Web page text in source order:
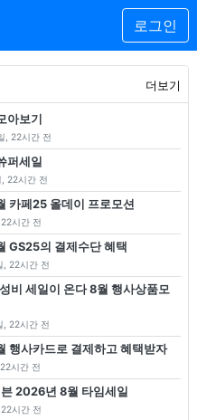
로그인
더보기
아보기
, 22시간 전
퍼세일
22시간 전
카페25 올데이 프로모션
시간 전
GS25의 결제수단 혜택
, 22시간 전
비 세일이 온다 8월 행사상품모
, 22시간 전
행사카드로 결제하고 혜택받자
시간 전
2026년 8월 타임세일
시간 전